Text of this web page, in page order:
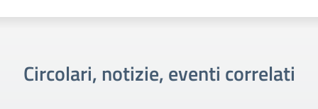
Circolari, notizie, eventi correlati